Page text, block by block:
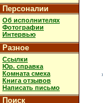
Персоналии
Об исполнителях
Фотографии
Интервью
Разное
Ссылки
Юр. справка
Комната смеха
Книга отзывов
Написать письмо
Поиск